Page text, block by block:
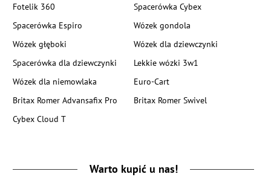
Fotelik 360
Spacerówka Cybex
Spacerówka Espiro
Wózek gondola
Wózek głęboki
Wózek dla dziewczynki
Spacerówka dla dziewczynki
Lekkie wózki 3w1
Wózek dla niemowlaka
Euro-Cart
Britax Romer Advansafix Pro
Britax Romer Swivel
Cybex Cloud T
Warto kupić u nas!